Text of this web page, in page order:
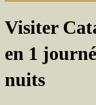
Visiter
en 1
nuits